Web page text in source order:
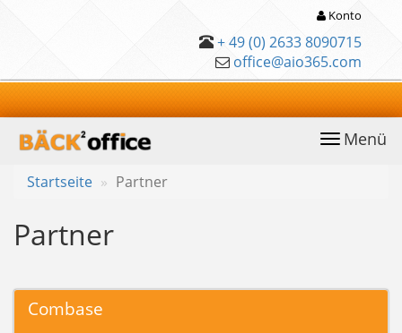
Konto
+ 49 (0) 2633 8090715
office@aio365.com
Menü
Startseite
Partner
Partner
Combase